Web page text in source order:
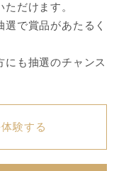
験する
だけます。
で賞品があたるく
にも抽選のチャンス